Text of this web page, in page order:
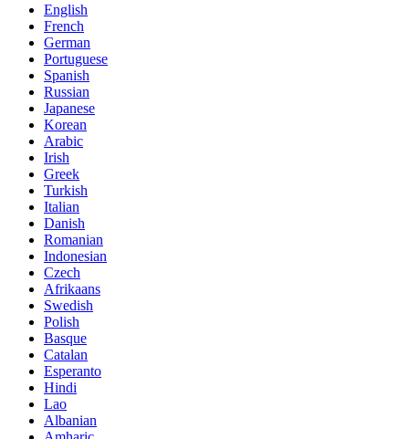
English
French
German
Portuguese
Spanish
Russian
Japanese
Korean
Arabic
Irish
Greek
Turkish
Italian
Danish
Romanian
Indonesian
Czech
Afrikaans
Swedish
Polish
Basque
Catalan
Esperanto
Hindi
Lao
Albanian